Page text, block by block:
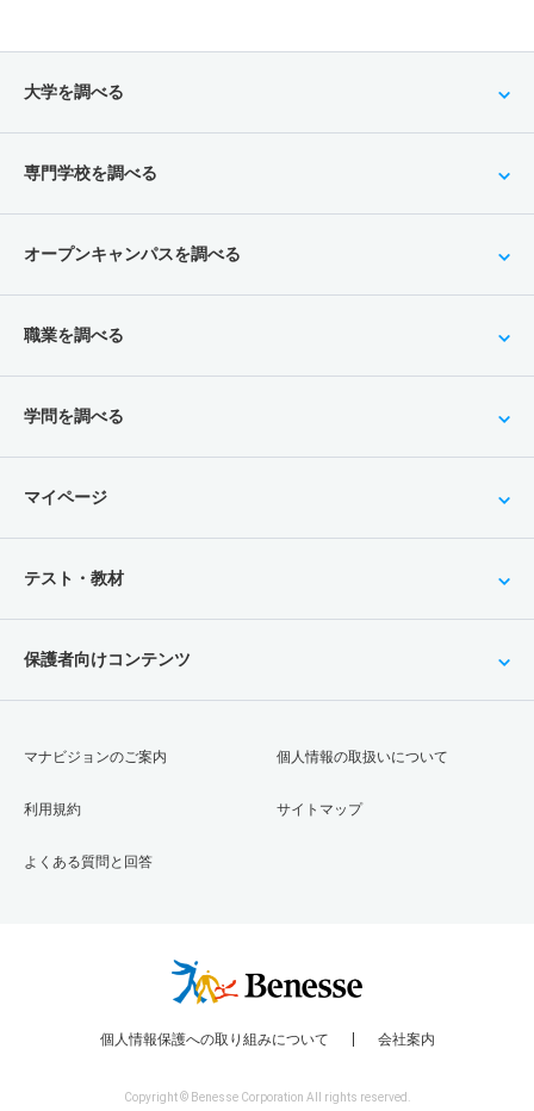
大学を調べる
専門学校を調べる
オープンキャンパスを調べる
職業を調べる
学問を調べる
マイページ
テスト・教材
保護者向けコンテンツ
マナビジョンのご案内
利用規約
よくある質問と回答
個人情報の取扱いについて
サイトマップ
個人情報保護への取り組みについて 会社案内
Copyright © Benesse Corporation All rights reserved.